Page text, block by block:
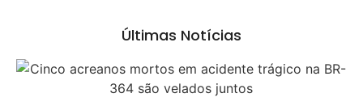
Últimas Notícias